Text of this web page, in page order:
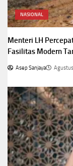
NASIONAL
Menteri LH
Fasilitas Modern
Asep Sanjaya